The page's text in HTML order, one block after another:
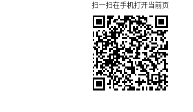
扫一扫在手机打开当前页